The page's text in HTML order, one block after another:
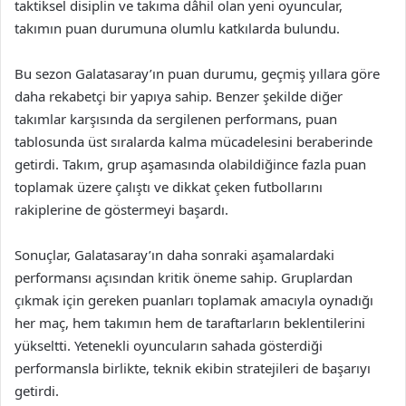
taktiksel disiplin ve takıma dâhil olan yeni oyuncular,
takımın puan durumuna olumlu katkılarda bulundu.
Bu sezon Galatasaray’ın puan durumu, geçmiş yıllara göre
daha rekabetçi bir yapıya sahip. Benzer şekilde diğer
takımlar karşısında da sergilenen performans, puan
tablosunda üst sıralarda kalma mücadelesini beraberinde
getirdi. Takım, grup aşamasında olabildiğince fazla puan
toplamak üzere çalıştı ve dikkat çeken futbollarını
rakiplerine de göstermeyi başardı.
Sonuçlar, Galatasaray’ın daha sonraki aşamalardaki
performansı açısından kritik öneme sahip. Gruplardan
çıkmak için gereken puanları toplamak amacıyla oynadığı
her maç, hem takımın hem de taraftarların beklentilerini
yükseltti. Yetenekli oyuncuların sahada gösterdiği
performansla birlikte, teknik ekibin stratejileri de başarıyı
getirdi.